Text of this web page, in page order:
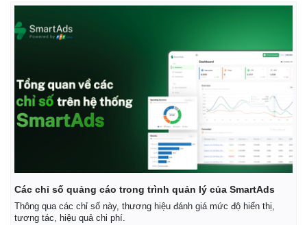
Thị trường
Giá vàng
Tiêu dùng
Tỷ giá
Giá cà phê
Các chỉ số quảng cáo trong trình quản lý của SmartAds
Thông qua các chỉ số này, thương hiệu đánh giá mức độ hiển thị,
tương tác, hiệu quả chi phí.